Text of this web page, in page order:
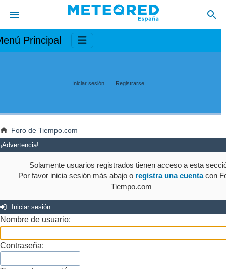
Principal
Iniciar sesión Registrarse
Foro de Tiempo.com
¡Advertencia!
Solamente usuarios registrados tienen acceso a esta
Por favor inicia sesión más abajo o registra una cuentacon
Tiempo.com
Iniciar sesión
Nombre de usuario:
Contraseña: